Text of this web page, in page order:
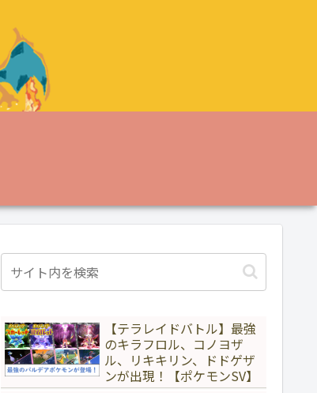
【テラレイドバトル】最強
のキラフロル、コノヨザ
ル、リキキリン、ドドゲザ
ンが出現！【ポケモンSV】